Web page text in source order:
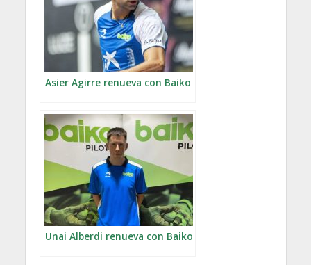
Asier Agirre renueva con Baiko
Unai Alberdi renueva con Baiko